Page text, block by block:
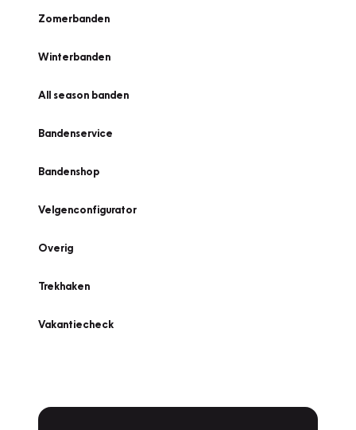
Zomerbanden
Winterbanden
All season banden
Bandenservice
Bandenshop
Velgenconfigurator
Overig
Trekhaken
Vakantiecheck